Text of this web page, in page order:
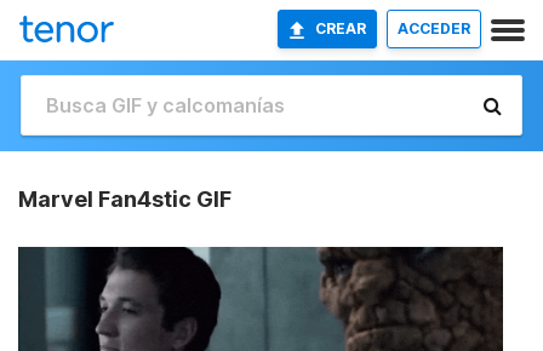
CREAR ACCEDER
Marvel Fan4stic GIF